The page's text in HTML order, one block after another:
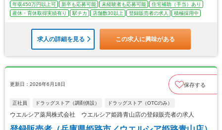
年収450万円以上可 新卒も応募可能 未経験者も応募可能
住宅補助（手当）あり
産休・育休取得実績有り
駅チカ 店舗数30以上 登録販売者の求人 積極採用中
求人の詳細を見る この求人に興味がある
更新日：2026年6月18日 保存する
正社員 ドラッグストア（調剤併設） ドラッグストア（OTCのみ）
ウエルシア薬局株式会社 ウエルシア姫路青山店の登録販売者の求人